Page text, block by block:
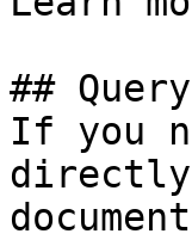
##
If you
directly